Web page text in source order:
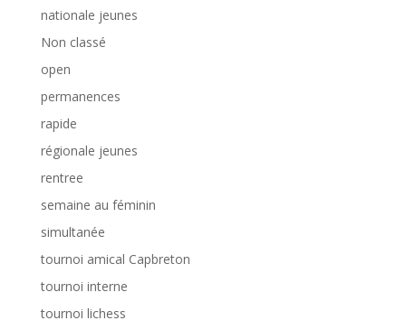
nationale jeunes
Non classé
open
permanences
rapide
régionale jeunes
rentree
semaine au féminin
simultanée
tournoi amical Capbreton
tournoi interne
tournoi lichess